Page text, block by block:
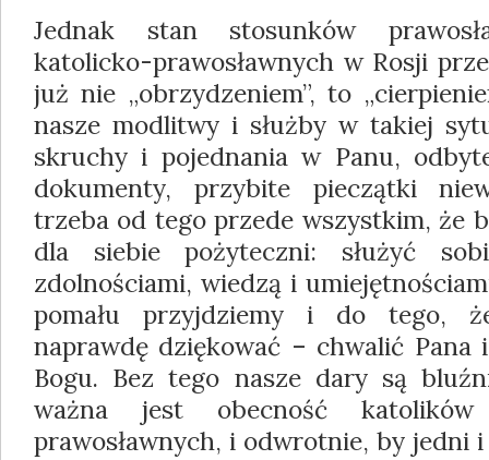
Jednak stan stosunków
katolicko-prawosławnych w Rosji
już nie „obrzydzeniem”, to
nasze modlitwy i służby w takiej
skruchy i pojednania w Panu,
dokumenty, przybite pieczątki
trzeba od tego przede wszystkim, że
dla siebie pożyteczni: służyć
zdolnościami, wiedzą i
pomału przyjdziemy i do tego,
naprawdę dziękować – chwalić Pana
Bogu. Bez tego nasze dary są
ważna jest obecność katolików
prawosławnych, i odwrotnie, by jedni